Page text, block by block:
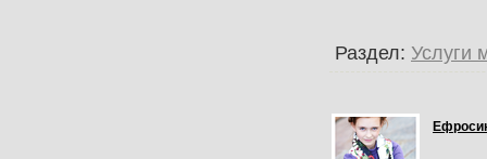
Раздел: Услуги